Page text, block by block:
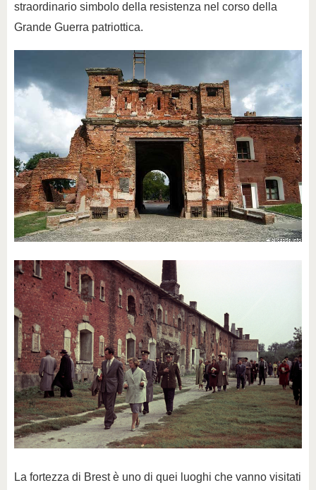
straordinario simbolo della resistenza nel corso della
Grande Guerra patriottica.
La fortezza di Brest è uno di quei luoghi che vanno visitati